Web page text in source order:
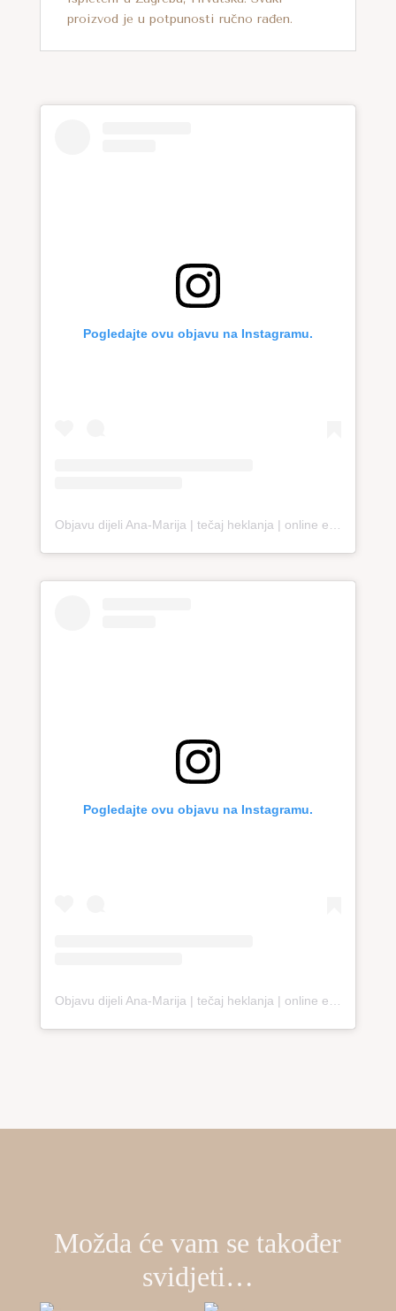
proizvod je u potpunosti ručno rađen.
Pogledajte ovu objavu na Instagramu.
Pogledajte ovu objavu na Instagramu.
Možda će vam se također
svidjeti…